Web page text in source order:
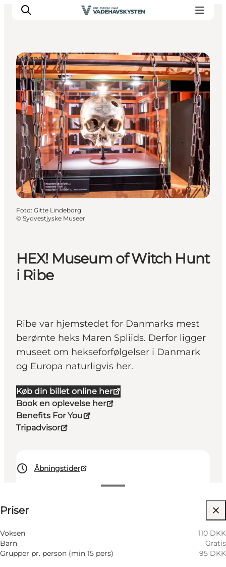
Oplev Ribe
Oplev Esbjerg
Oplev Fanø
Oplev Mandø
Oplev Vadehavet
Det Sker
HEX! Museum of Witch Hunt
i Ribe
Ribe var hjemstedet for Danmarks mest
berømte heks Maren Spliids. Derfor ligger
museet om hekseforfølgelser i Danmark
og Europa naturligvis her.
Køb din billet online her
Book en oplevelse her
Benefits For You
Tripadvisor
Åbningstider
Priser
Voksen
110 DKK
Barn
Gratis
Grupper pr. person (min 15 pers)
95 DKK
⌘
Museer
Foto: Gitte Lindeborg
© Sydvestjyske Museer